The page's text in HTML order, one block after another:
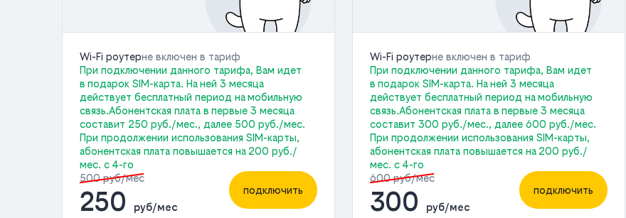
Wi-Fi роутерне включен в тариф
При подключении данного тарифа, Вам идет
в подарок SIM-карта. На ней 3 месяца
действует бесплатный период на мобильную
связь.Абонентская плата в первые 3 месяца
составит 250 руб./мес., далее 500 руб./мес.
При продолжении использования SIM-карты,
абонентская плата повышается на 200 руб./
мес. с 4-го
500 руб/мес
250 руб/мес
подключить
Wi-Fi роутерне включен в тариф
При подключении данного тарифа, Вам идет
в подарок SIM-карта. На ней 3 месяца
действует бесплатный период на мобильную
связь.Абонентская плата в первые 3 месяца
составит 300 руб./мес., далее 600 руб./мес.
При продолжении использования SIM-карты,
абонентская плата повышается на 200 руб./
мес. с 4-го
600 руб/мес
300 руб/мес
подключить